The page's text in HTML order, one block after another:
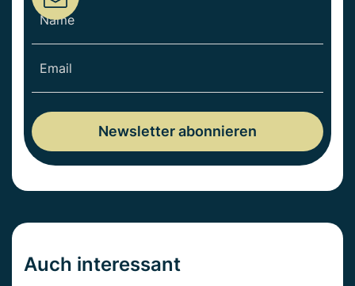
Auch interessant